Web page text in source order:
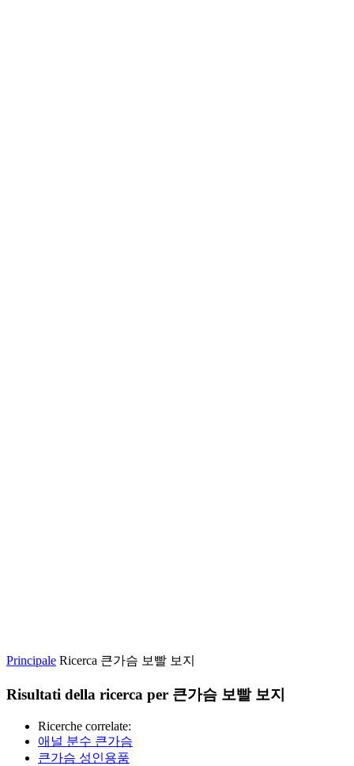
Principale Ricerca 큰가슴 보빨 보지
Risultati della ricerca per 큰가슴 보빨 보지
Ricerche correlate:
애널 분수 큰가슴
큰가슴 성인용품